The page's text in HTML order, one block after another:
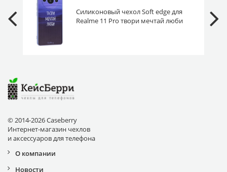
Силиконовый чехол Soft edge для
Realme 11 Pro твори мечтай люби
© 2014-2026 Caseberry
Интернет-магазин чехлов
и аксессуаров для телефона
О компании
Новости